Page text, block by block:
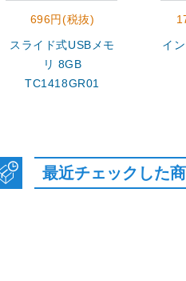
696円(税抜)
スライド式USBメモ
リ 8GB
TC1418GR01
イ
最近チェックした